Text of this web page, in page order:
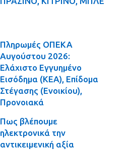
Πληρωμές ΟΠΕΚΑ
Αυγούστου 2026:
Ελάχιστο Εγγυημένο
Εισόδημα (ΚΕΑ), Επίδομα
Στέγασης (Ενοικίου),
Προνοιακά
Πως βλέπουμε
ηλεκτρονικά την
αντικειμενική αξία